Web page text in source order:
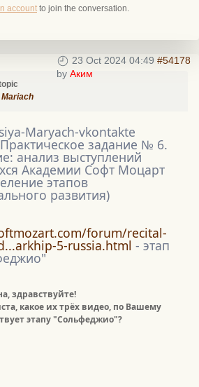
account to join the conversation.
23 Oct 2024 04:49 #54178
by Аким
Maryach-vkontakte
задание № 6.
анализ выступлений
Академии Софт Моцарт
этапов
развития)
forum/recital-
5-russia.html - этап
здравствуйте!
какое их трёх видео, по Вашему
этапу "Сольфеджио"?